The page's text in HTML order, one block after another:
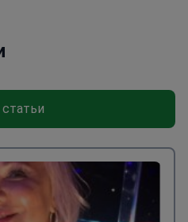
статьи